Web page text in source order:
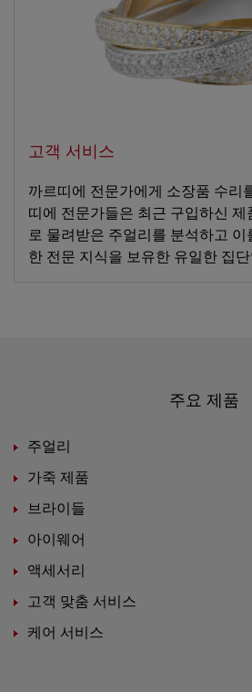
고객 서비스
까르띠에 전문가에게 소장품 수리
띠에 전문가들은 최근 구입하신 제
로 물려받은 주얼리를 분석하고 이
한 전문 지식을 보유한 유일한 집
주요 제품
주얼리
가죽 제품
브라이들
아이웨어
액세서리
고객 맞춤 서비스
케어 서비스